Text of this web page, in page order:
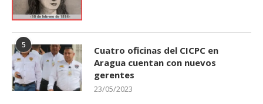
5
Cuatro oficinas del CICPC en
Aragua cuentan con nuevos
gerentes
23/05/2023